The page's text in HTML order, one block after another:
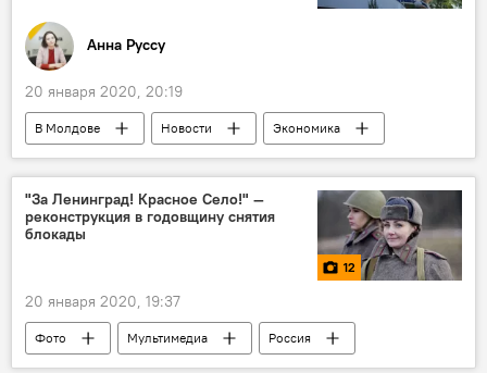
Анна Руссу
20 января 2020, 20:19
В Молдове Новости Экономика
"За Ленинград! Красное Село!" —
реконструкция в годовщину снятия
блокады
12
20 января 2020, 19:37
Фото Мультимедиа
Россия